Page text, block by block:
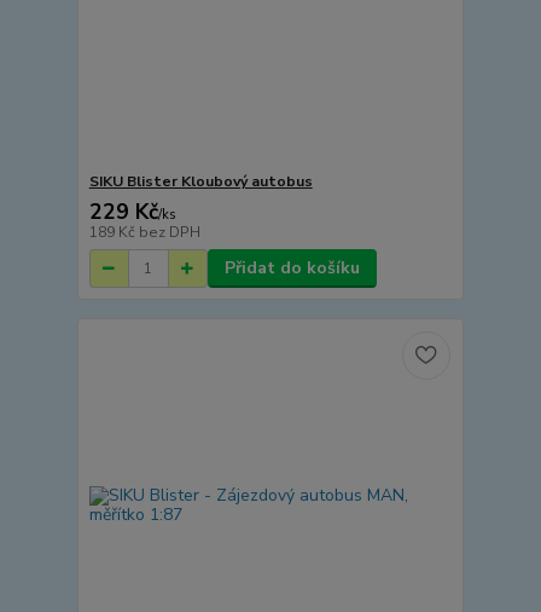
SIKU Blister Kloubový autobus
229 Kč/ks
189 Kč bez DPH
Přidat do košíku